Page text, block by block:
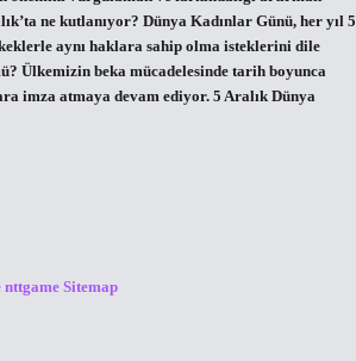
ne kutlanıyor? Dünya Kadınlar Günü, her yıl 5
aynı haklara sahip olma isteklerini dile
Ülkemizin beka mücadelesinde tarih boyunca
imza atmaya devam ediyor. 5 Aralık Dünya
nttgame Sitemap